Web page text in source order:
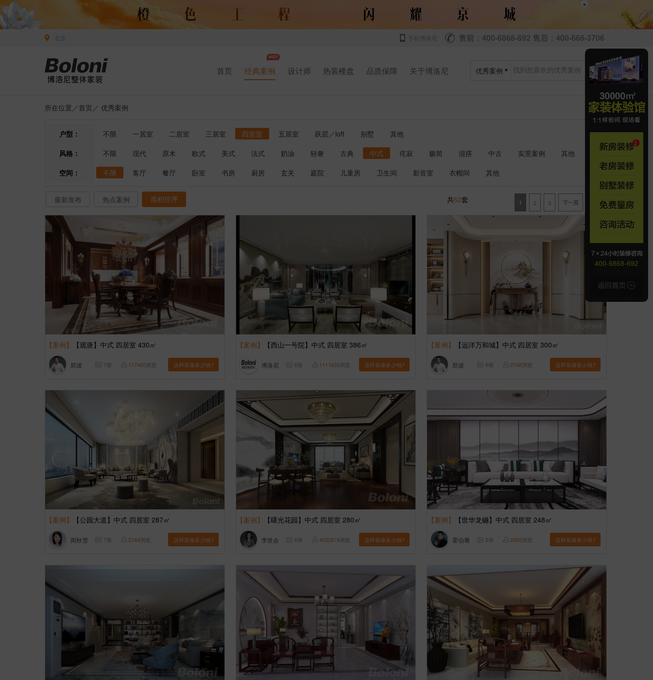
×
手机博洛尼 售前：400-6868-692 售后：400-666-3706
首页 经典案例 设计师 热装楼盘 品质保障 关于博洛尼 优秀案例
所在位置／首页 ／ 优秀案例
户型： 不限 一居室 二居室 三居室 四居室 五居室 跃层／loft 别墅
其他
风格：
不限 现代 原木 欧式 美式 法式 奶油 轻奢 古典 中式 侘寂 极简 混搭 中古 实景案例
其他
空间：
不限 客厅 餐厅 卧室 书房 厨房 玄关 庭院 儿童房 卫生间 影音室 衣帽间 其他
最新发布 热点案例 面积排序 共50套 1 2 3 下一页 尾页
【案例】 【观唐】中式 四居室 430㎡
郑波 7张 117460浏览 这样装修多少钱?
【案例】 【西山一号院】中式 四居室 386㎡
博洛尼 6张 1111633浏览 这样装修多少钱?
【案例】 【远洋万和城】中式 四居室 300㎡
郑波 6张 2748浏览 这样装修多少钱?
【案例】 【公园大道】中式 四居室 287㎡
闻秋雪 7张 2164浏览 这样装修多少钱?
【案例】 【曙光花园】中式 四居室 280㎡
李世会 6张 4022674浏览 这样装修多少钱?
【案例】 【世华龙樾】中式 四居室 248㎡
霍伯骞 8张 2085浏览 这样装修多少钱?
400-6868-692